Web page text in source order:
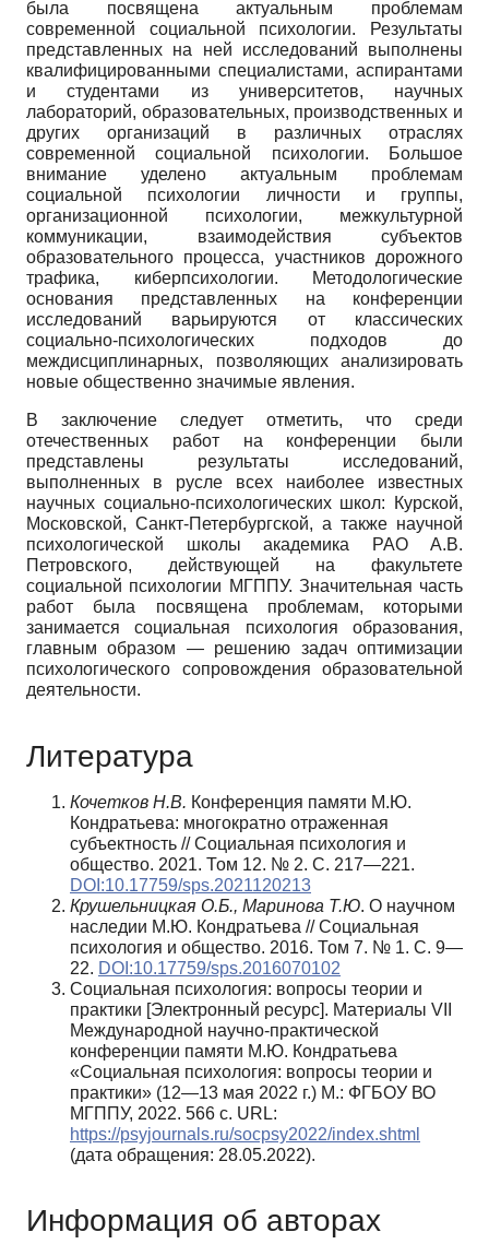
была посвящена актуальным проблемам
современной социальной психологии. Результаты
представленных на ней исследований выполнены
квалифицированными специалистами, аспирантами
и студентами из университетов, научных
лабораторий, образовательных, производственных и
других организаций в различных отраслях
современной социальной психологии. Большое
внимание уделено актуальным проблемам
социальной психологии личности и группы,
организационной психологии, межкультурной
коммуникации, взаимодействия субъектов
образовательного процесса, участников дорожного
трафика, киберпсихологии. Методологические
основания представленных на конференции
исследований варьируются от классических
социально-психологических подходов до
междисциплинарных, позволяющих анализировать
новые общественно значимые явления.
В заключение следует отметить, что среди
отечественных работ на конференции были
представлены результаты исследований,
выполненных в русле всех наиболее известных
научных социально-психологических школ: Курской,
Московской, Санкт-Петербургской, а также научной
психологической школы академика РАО А.В.
Петровского, действующей на факультете
социальной психологии МГППУ. Значительная часть
работ была посвящена проблемам, которыми
занимается социальная психология образования,
главным образом — решению задач оптимизации
психологического сопровождения образовательной
деятельности.
Литература
Кочетков Н.В. Конференция памяти М.Ю.
Кондратьева: многократно отраженная
субъектность // Социальная психология и
общество. 2021. Том 12. № 2. С. 217—221.
DOI:10.17759/sps.2021120213
Крушельницкая О.Б., Маринова Т.Ю. О научном
наследии М.Ю. Кондратьева // Социальная
психология и общество. 2016. Том 7. № 1. С. 9—
22. DOI:10.17759/sps.2016070102
Социальная психология: вопросы теории и
практики [Электронный ресурс]. Материалы VII
Международной научно-практической
конференции памяти М.Ю. Кондратьева
«Социальная психология: вопросы теории и
практики» (12—13 мая 2022 г.) М.: ФГБОУ ВО
МГППУ, 2022. 566 с. URL:
https://psyjournals.ru/socpsy2022/index.shtml
(дата обращения: 28.05.2022).
Информация об авторах